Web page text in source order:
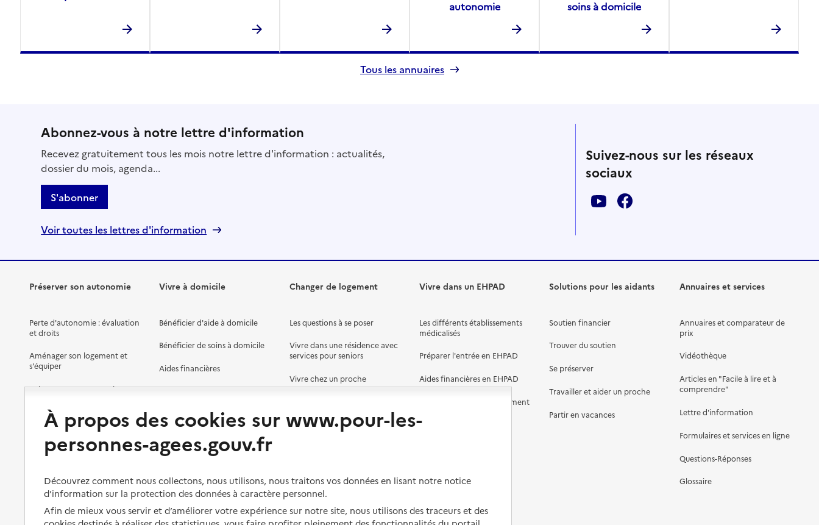
autonomie
soins à domicile
Tous les annuaires
Abonnez-vous à notre lettre d'information
Recevez gratuitement tous les mois notre lettre d'information : actualités,
dossier du mois, agenda...
S'abonner
Voir toutes les lettres d'information
Suivez-nous sur les réseaux
sociaux
Préserver son autonomie
Perte d'autonomie : évaluation
et droits
Aménager son logement et
s'équiper
Préserver son autonomie et sa
Organiser à l'avance sa propre
protection
Les mesures de protection
Les obligations de la famille
Vivre à domicile
Bénéficier d'aide à domicile
Bénéficier de soins à domicile
Aides financières
Partager son logement
maladie ou un handicap
Fin de vie à domicile
Changer de logement
Les questions à se poser
Vivre dans une résidence avec
services pour seniors
Vivre chez un proche
Autres solutions de logement
Vivre dans un EHPAD
Les différents établissements
médicalisés
Préparer l'entrée en EHPAD
Aides financières en EHPAD
Prévention, accompagnement
Solutions pour les aidants
Soutien financier
Trouver du soutien
Se préserver
Travailler et aider un proche
Partir en vacances
Annuaires et services
Annuaires et comparateur de
prix
Vidéothèque
Articles en "Facile à lire et à
comprendre"
Lettre d'information
Formulaires et services en ligne
Questions-Réponses
Glossaire
À propos des cookies sur www.pour-les-
personnes-agees.gouv.fr
Découvrez comment nous collectons, nous utilisons, nous traitons vos données en lisant notre notice
d’information sur la protection des données à caractère personnel.
Afin de mieux vous servir et d’améliorer votre expérience sur notre site, nous utilisons des traceurs et des